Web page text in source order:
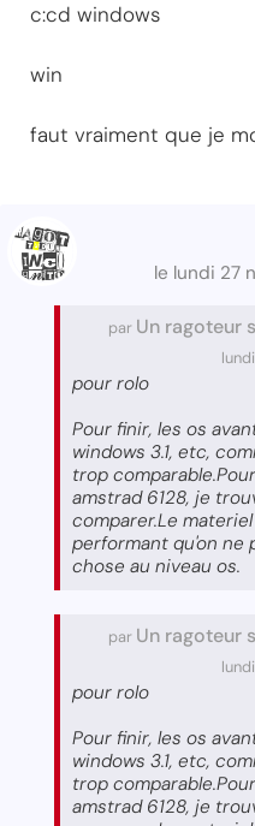
c:cd windows
win
faut vraiment que je
le lundi 27
par Un ragoteur
pour rolo
Pour finir, les os
windows 3.1, etc,
trop
amstrad 6128, je
comparer.Le
performant qu'on ne
chose au niveau os.
par Un ragoteur
pour rolo
Pour finir, les os
windows 3.1, etc,
trop
amstrad 6128, je